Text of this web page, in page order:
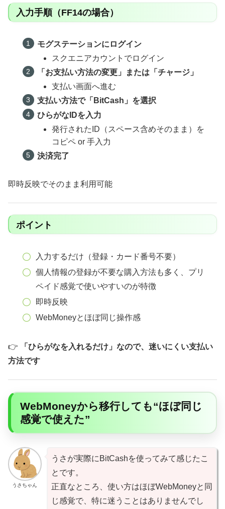
入力手順（FF14の場合）
モグステーションにログイン
スクエニアカウントでログイン
「お支払い方法の変更」または「チャージ」
支払い画面へ進む
支払い方法で「BitCash」を選択
ひらがなIDを入力
発行されたID（スペース含めそのまま）を
コピペ or 手入力
決済完了
即時反映でそのまま利用可能
ポイント
入力するだけ（登録・カード番号不要）
個人情報の登録が不要な購入方法も多く、プリ
ペイド感覚で使いやすいのが特徴
即時反映
WebMoneyとほぼ同じ操作感
👉
「ひらがなを入れるだけ」なので、迷いにくい支払い
方法です
WebMoneyから移行しても“ほぼ同じ
感覚で使えた”
うさちゃん
うさが実際にBitCashを使ってみて感じたこ
とです。
正直なところ、使い方はほぼWebMoneyと同
じ感覚で、特に迷うことはありませんでし